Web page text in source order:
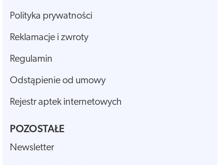
Polityka prywatności
Reklamacje i zwroty
Regulamin
Odstąpienie od umowy
Rejestr aptek internetowych
POZOSTAŁE
Newsletter